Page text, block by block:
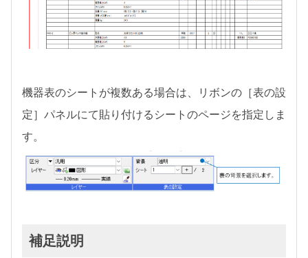
機器表のシートが複数ある場合は、リボンの［表の設
定］パネルにて貼り付けるシートのページを指定しま
す。
補足説明